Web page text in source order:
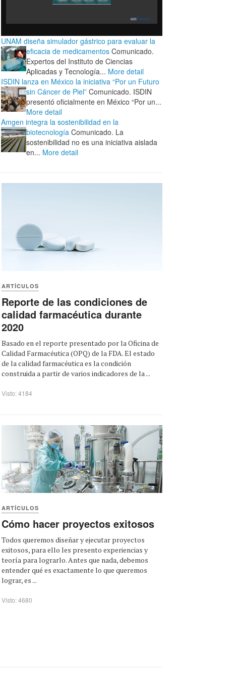
UNAM diseña simulador gástrico para evaluar la
eficacia de medicamentos Comunicado.
Expertos del Instituto de Ciencias
Aplicadas y Tecnología... More detail
ISDIN lanza en México la iniciativa “Por un Futuro
sin Cáncer de Piel” Comunicado. ISDIN
presentó oficialmente en México “Por un...
More detail
Amgen integra la sostenibilidad en la
biotecnología Comunicado. La
sostenibilidad no es una iniciativa aislada
en... More detail
ARTÍCULOS
Reporte de las condiciones de
calidad farmacéutica durante
2020
Basado en el reporte presentado por la Oficina de
Calidad Farmacéutica (OPQ) de la FDA. El estado
de la calidad farmacéutica es la condición
construida a partir de varios indicadores de la ...
Visto: 4184
ARTÍCULOS
Cómo hacer proyectos exitosos
Todos queremos diseñar y ejecutar proyectos
exitosos, para ello les presento experiencias y
teoría para lograrlo. Antes que nada, debemos
entender qué es exactamente lo que queremos
lograr, es ...
Visto: 4680